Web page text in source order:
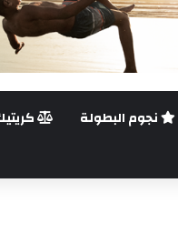
نجوم البطولة